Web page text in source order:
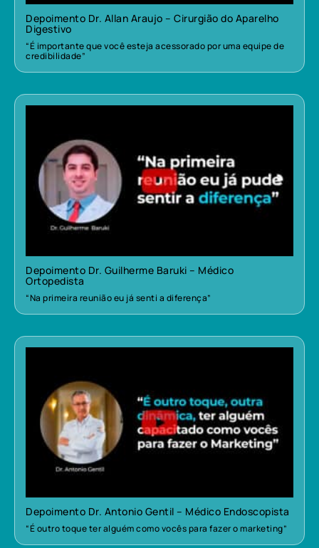
Depoimento Dr. Allan Araujo – Cirurgião do Aparelho
Digestivo
“É importante que você esteja acessorado por uma equipe de
credibilidade”
Depoimento Dr. Guilherme Baruki – Médico
Ortopedista
“Na primeira reunião eu já senti a diferença”
Depoimento Dr. Antonio Gentil – Médico Endoscopista
“É outro toque ter alguém como vocês para fazer o marketing”